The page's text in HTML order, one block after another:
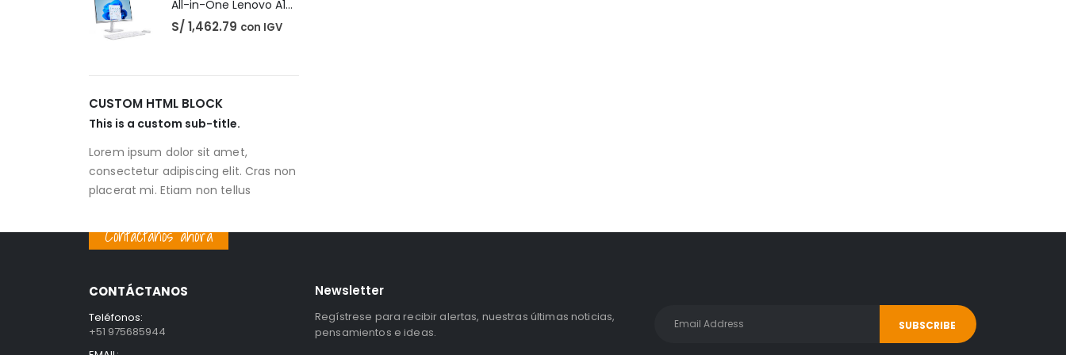
All-in-One Lenovo A100
S/1,462.79 con IGV
CUSTOM HTML BLOCK
This is a custom sub-title.
Lorem ipsum dolor sit amet,
consectetur adipiscing elit. Cras non
placerat mi. Etiam non tellus
Contáctanos ahora
CONTÁCTANOS
Teléfonos:
+51 975685944
Newsletter
Regístrese para recibir alertas, nuestras últimas noticias,
pensamientos e ideas.